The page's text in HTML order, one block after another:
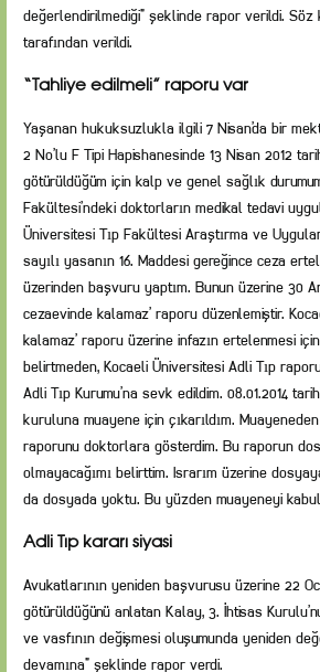
değerlendirilmediği” şeklinde rapor verildi.
tarafından verildi.
“Tahliye edilmeli” raporu var
Yaşanan hukuksuzlukla ilgili 7 Nisan’da bir
2 No’lu F Tipi Hapishanesinde 13 Nisan 2012
götürüldüğüm için kalp ve genel sağlık
Fakültesi’ndeki doktorların medikal tedavi
Üniversitesi Tıp Fakültesi Araştırma ve
sayılı yasanın 16. Maddesi gereğince ceza
üzerinden başvuru yaptım. Bunun üzerine 30
cezaevinde kalamaz’ raporu düzenlemiştir.
kalamaz’ raporu üzerine infazın ertelenmesi
belirtmeden, Kocaeli Üniversitesi Adli Tıp
Adli Tıp Kurumu’na sevk edildim. 08.01.2014
kuruluna muayene için çıkarıldım.
raporunu doktorlara gösterdim. Bu raporun
olmayacağımı belirttim. Israrım üzerine
da dosyada yoktu. Bu yüzden muayeneyi
Adli Tıp kararı siyasi
Avukatlarının yeniden başvurusu üzerine 22
götürüldüğünü anlatan Kalay, 3. İhtisas
ve vasfının değişmesi oluşumunda yeniden
devamına” şeklinde rapor verdi.